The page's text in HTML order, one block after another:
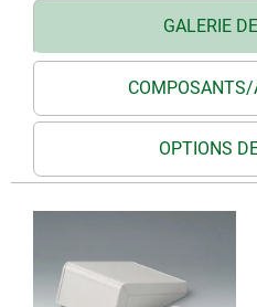
GALERIE
COMPOSANTS/
OPTIONS